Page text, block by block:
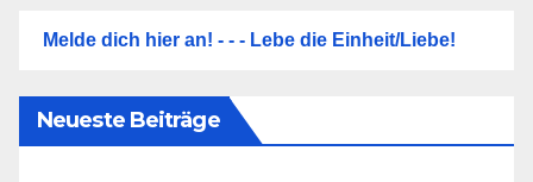
Melde dich hier an! - - - Lebe die Einheit/Liebe!
Neueste Beiträge